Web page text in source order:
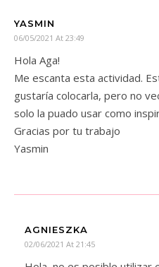
YASMIN
06/05/2021 At 23:49
Hola Aga!
Me escanta esta actividad.
gustaría colocarla, pero no
solo la puado usar como
Gracias por tu trabajo
Yasmin
AGNIESZKA
02/06/2021 At 21:45